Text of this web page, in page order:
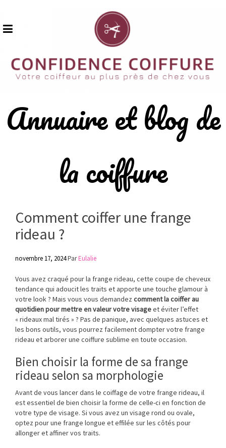
content
Annuaire et blog de
la coiffure
Comment coiffer une frange
rideau ?
novembre 17, 2024ParEulalie
Vous avez craqué pour la frange rideau, cette coupe de cheveux
tendance qui adoucit les traits et apporte une touche glamour à
votre look ? Mais vous vous demandez comment la coiffer au
quotidien pour mettre en valeur votre visageet éviter l’effet
« rideaux mal tirés » ? Pas de panique, avec quelques astuces et
les bons outils, vous pourrez facilement dompter votre frange
rideau et arborer une coiffure sublime en toute occasion.
Bien choisir la forme de sa frange
rideau selon sa morphologie
Avant de vous lancer dans le coiffage de votre frange rideau, il
est essentiel de bien choisir la forme de celle-ci en fonction de
votre type de visage. Si vous avez un visage rond ou ovale,
optez pour une frange longue et effilée sur les côtés pour
allonger et affiner vos traits.